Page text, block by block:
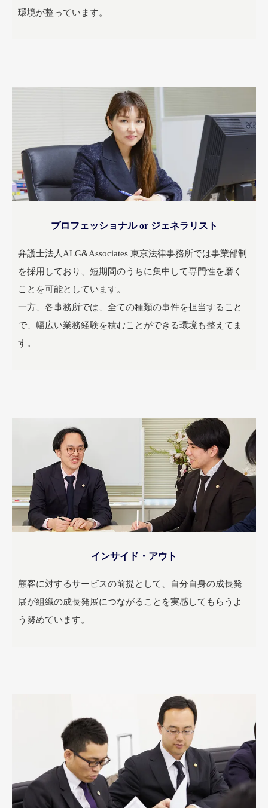
環境が整っています。
プロフェッショナル or ジェネラリスト
弁護士法人ALG&Associates 東京法律事務所では事業部制
を採用しており、短期間のうちに集中して専門性を磨く
ことを可能としています。
一方、各事務所では、全ての種類の事件を担当すること
で、幅広い業務経験を積むことができる環境も整えてま
す。
インサイド・アウト
顧客に対するサービスの前提として、自分自身の成長発
展が組織の成長発展につながることを実感してもらうよ
う努めています。